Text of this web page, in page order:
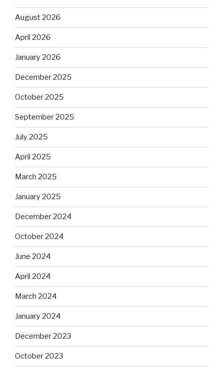
August 2026
April 2026
January 2026
December 2025
October 2025
September 2025
July 2025
April 2025
March 2025
January 2025
December 2024
October 2024
June 2024
April 2024
March 2024
January 2024
December 2023
October 2023